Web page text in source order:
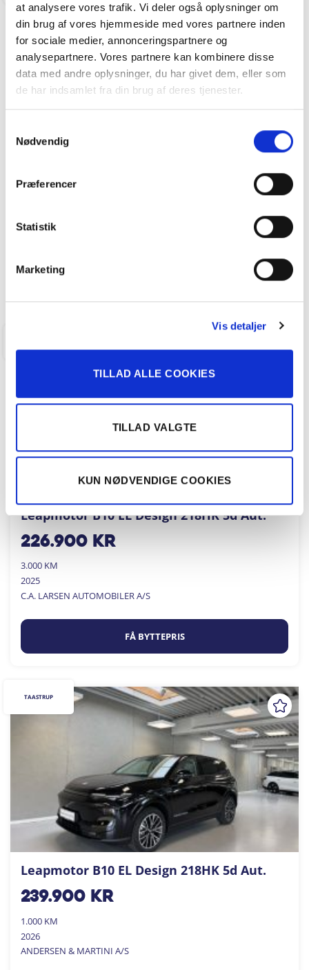
at analysere vores trafik. Vi deler også oplysninger om
din brug af vores hjemmeside med vores partnere inden
for sociale medier, annonceringspartnere og
analysepartnere. Vores partnere kan kombinere disse
data med andre oplysninger, du har givet dem, eller som
de har indsamlet fra din brug af deres tjenester.
Nødvendig
Præferencer
Statistik
Marketing
Vis detaljer
TILLAD ALLE COOKIES
TILLAD VALGTE
KUN NØDVENDIGE COOKIES
129.900
2025
Leapmotor B10 EL Design 218HK 5d Aut.
226.900kr
3.000 KM
2025
C.A. LARSEN AUTOMOBILER A/S
FÅ BYTTEPRIS
Leapmotor B10 EL Design 218HK 5d Aut.
239.900kr
1.000 KM
2026
ANDERSEN & MARTINI A/S
TAASTRUP